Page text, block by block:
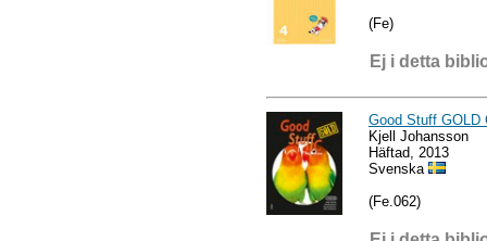
(Fe)
Ej i detta
Good Stuff GOLD
Kjell Johansson
Häftad, 2013
Svenska
(Fe.062)